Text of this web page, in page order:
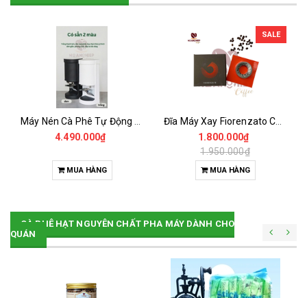
4.490.000₫
MUA HÀNG
SALE
1.800.000₫
1.950.000₫
MUA HÀNG
CÀ PHÊ HẠT NGUYÊN CHẤT PHA MÁY DÀNH CHO
QUÁN